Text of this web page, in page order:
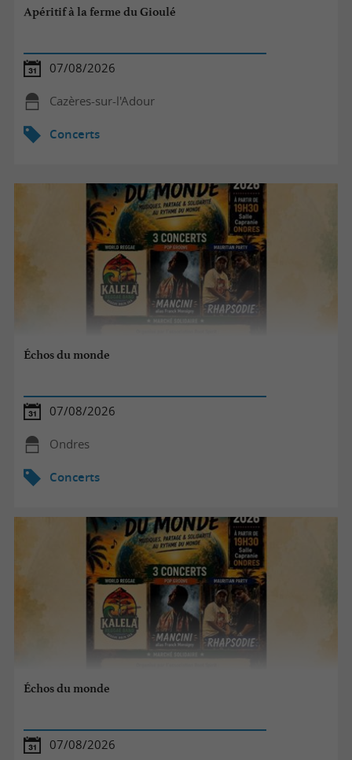
Apéritif à la ferme du Gioulé
07/08/2026
Cazères-sur-l'Adour
Concerts
Échos du monde
07/08/2026
Ondres
Concerts
Échos du monde
07/08/2026